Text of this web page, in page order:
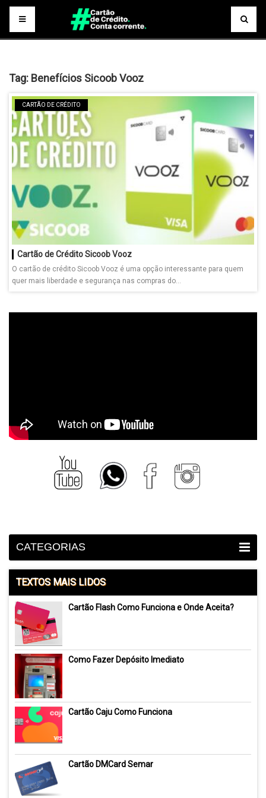
Tag: Benefícios Sicoob Vooz
CARTÃO DE CRÉDITO
Cartão de Crédito Sicoob Vooz
O cartão de crédito Sicoob Vooz é uma opção interessante para quem
quer mais liberdade e segurança nas compras do...
CATEGORIAS
TEXTOS MAIS LIDOS
Cartão Flash Como Funciona e Onde Aceita?
Como Fazer Depósito Imediato
Cartão Caju Como Funciona
Cartão DMCard Semar